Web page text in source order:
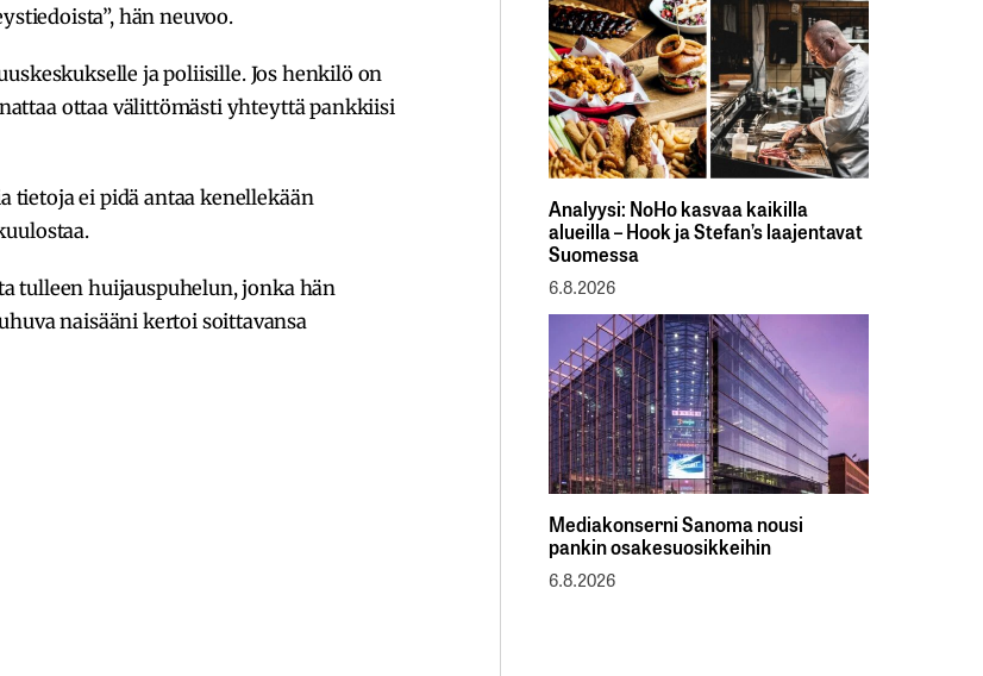
hän neuvoo.
ja poliisille. Jos henkilö on
ottaa välittömästi yhteyttä pankkiisi
tietoja ei pidä antaa kenellekään
tulleen huijauspuhelun, jonka hän
naisääni kertoi soittavansa
Analyysi: NoHo kasvaa kaikilla
alueilla – Hook ja Stefan’s laajentavat
Suomessa
6.8.2026
Mediakonserni Sanoma nousi
pankin osakesuosikkeihin
6.8.2026